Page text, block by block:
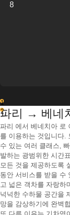
8
1
2
파리 → 베네
파리 에서 베네치아 로
를 이용하는 것입니다.
수 있는 여러 클래스,
발하는 광범위한 시간
모든 것을 제공하도록
동안 서비스를 받을 수
고 넓은 객차를 자랑하
넉넉한 수하물 공간을
망을 감상하기에 완벽